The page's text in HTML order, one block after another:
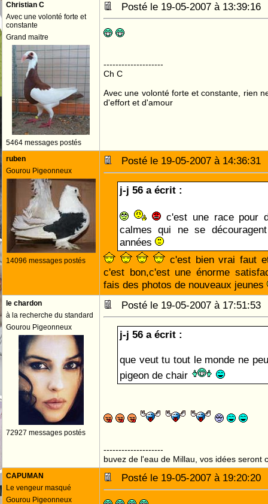
Christian C
Avec une volonté forte et
constante
Grand maitre
5464 messages postés
Posté le 19-05-2007 à
--------------------
Ch C
Avec une volonté forte et constante, rien
d'effort et d'amour
ruben
Gourou Pigeonneux
14096 messages postés
Posté le 19-05-2007 à
j-j 56 a écrit :
c'est une race pour
calmes qui ne se
années
c'est bien vrai faut
c'est bon,c'est une énorme
fais des photos de nouveaux jeunes
le chardon
à la recherche du standard
Gourou Pigeonneux
72927 messages postés
Posté le 19-05-2007 à
j-j 56 a écrit :
que veut tu tout le monde ne
pigeon de chair
--------------------
buvez de l'eau de Millau, vos idées seront
CAPUMAN
Le vengeur masqué
Gourou Pigeonneux
Posté le 19-05-2007 à